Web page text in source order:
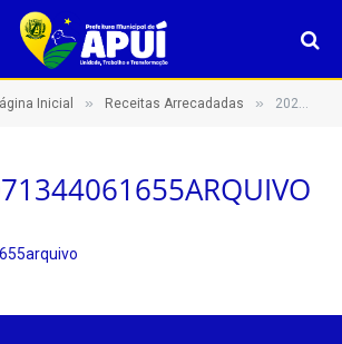
Inicial » Receitas Arrecadadas » 202302071344061655arquivo